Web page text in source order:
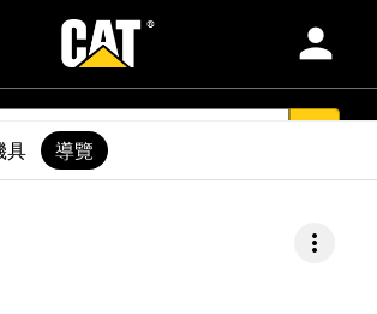
person
more_vert
具 導覽